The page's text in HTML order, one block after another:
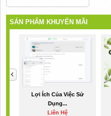
SẢN PHẨM KHUYẾN MÃI
Lợi Ích Của Việc Sử
Dụng...
Liên Hệ